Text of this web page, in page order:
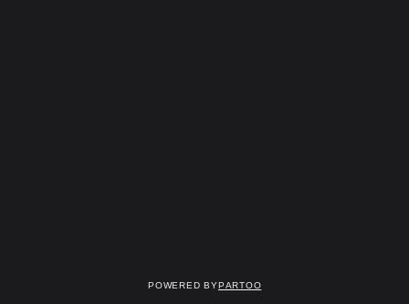
Powered byPartoo